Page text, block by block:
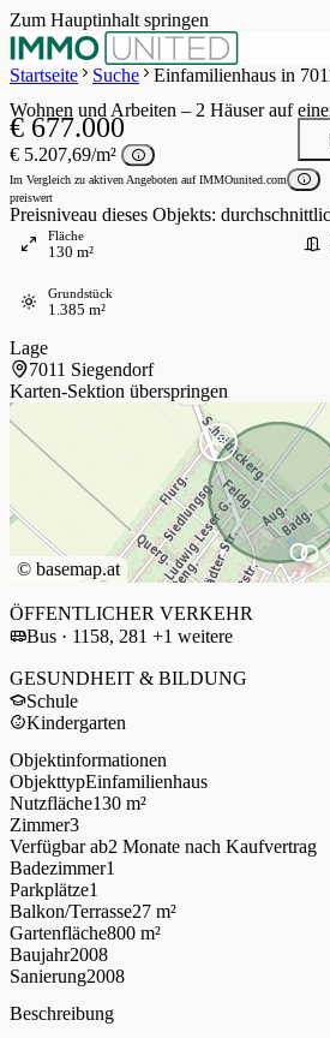
Zum Hauptinhalt springen
Startseite
Suche Einfamilienhaus in
/ 38
Wohnen und Arbeiten – 2 Häuser auf
€ 677.000
€ 5.207,69/m²
Im Vergleich zu aktiven Angeboten auf IMMOunited.com
preiswert
Preisniveau dieses Objekts:
Fläche
130 m²
Grundstück
1.385 m²
Lage
7011 Siegendorf
Karten-Sektion überspringen
© basemap.at
ÖFFENTLICHER VERKEHR
Bus · 1158, 281 +1 weitere
GESUNDHEIT & BILDUNG
Schule
Kindergarten
Objektinformationen
ObjekttypEinfamilienhaus
Nutzfläche130 m²
Zimmer3
Verfügbar ab2 Monate nach Kaufvertrag
Badezimmer1
Parkplätze1
Balkon/Terrasse27 m²
Gartenfläche800 m²
Baujahr2008
Sanierung2008
Beschreibung